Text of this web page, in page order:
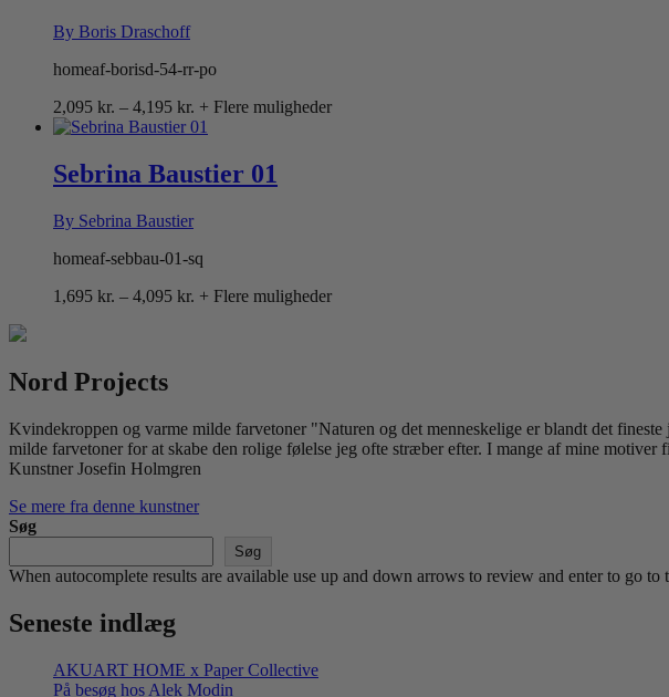
By Boris Draschoff
homeaf-borisd-54-rr-po
2,095 kr. – 4,195 kr. Prisinterval:
2,095 kr.
4,195 kr.
+ Flere muligheder
Sebrina Baustier 01
By Sebrina Baustier
homeaf-sebbau-01-sq
1,695 kr. – 4,095 kr. Prisinterval:
+ Flere muligheder
Nord Projects
Kvindekroppen og varme milde farvetoner "Naturen og det menneskelige er blandt det
milde farvetoner for at skabe den rolige følelse jeg ofte stræber efter. I mange af mine
Kunstner Josefin Holmgren
Se mere fra denne kunstner
Søg
Søg
When autocomplete results are available use up and down arrows to review and enter to go
Seneste indlæg
AKUART HOME x Paper Collective
På besøg hos Alek Modin